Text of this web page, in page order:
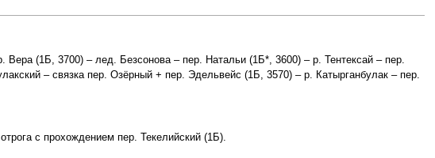
(1Б, 3700) – лед. Безсонова – пер. Натальи (1Б*, 3600) – р. Тентексай – пер.
– связка пер. Озёрный + пер. Эдельвейс (1Б, 3570) – р. Катырганбулак – пер.
с прохождением пер. Текелийский (1Б).